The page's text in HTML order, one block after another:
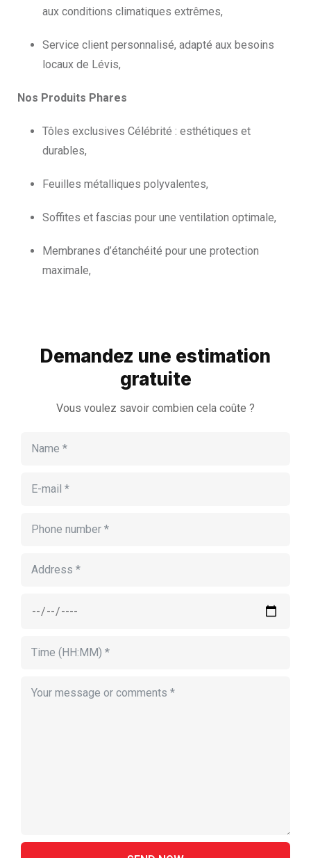
aux conditions climatiques extrêmes,
Service client personnalisé, adapté aux besoins
locaux de Lévis,
Nos Produits Phares
Tôles exclusives Célébrité : esthétiques et
durables,
Feuilles métalliques polyvalentes,
Soffites et fascias pour une ventilation optimale,
Membranes d’étanchéité pour une protection
maximale,
Demandez une estimation
gratuite
Vous voulez savoir combien cela coûte ?